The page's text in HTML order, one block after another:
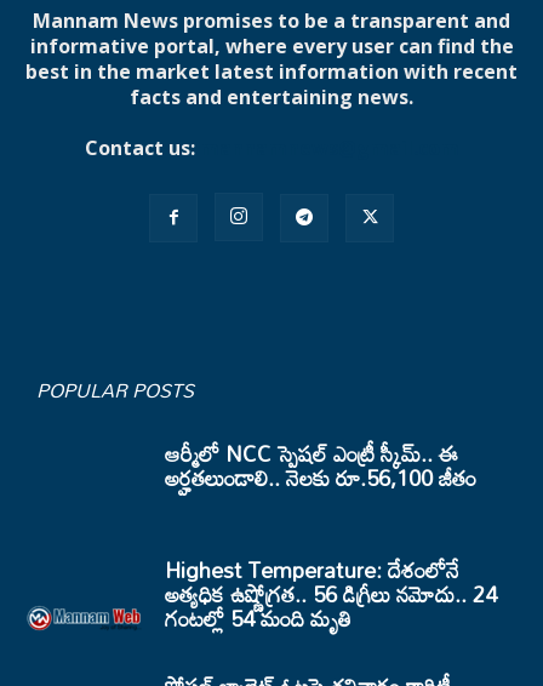
Mannam News promises to be a transparent and
informative portal, where every user can find the
best in the market latest information with recent
facts and entertaining news.
Contact us:
POPULAR POSTS
ఆర్మీలో NCC స్పెషల్ ఎంట్రీ స్కీమ్.. ఈ
అర్హతలుండాలి.. నెలకు రూ.56,100 జీతం
Highest Temperature: దేశంలోనే
అత్యధిక ఉష్ణోగ్రత.. 56 డిగ్రీలు నమోదు.. 24
గంటల్లో 54 మంది మృతి